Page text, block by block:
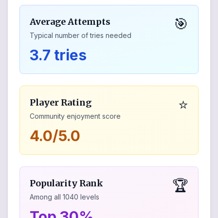
Average Attempts
Typical number of tries needed
🎯
3.7 tries
Player Rating
Community enjoyment score
⭐
4.0/5.0
Popularity Rank
Among all 1040 levels
🏆